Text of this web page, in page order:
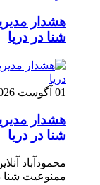
هشدار
شنا در دریا
01 آگوست 2026
هشدار
شنا در دریا
محمودآباد
ممنوعیت شنا